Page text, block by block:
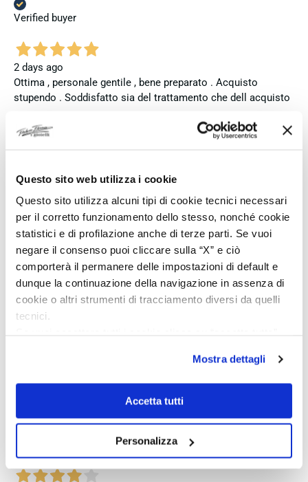
Questo sito web utilizza i cookie
Questo sito utilizza alcuni tipi di cookie tecnici necessari
per il corretto funzionamento dello stesso, nonché cookie
statistici e di profilazione anche di terze parti. Se vuoi
negare il consenso puoi cliccare sulla “X” e ciò
comporterà il permanere delle impostazioni di default e
dunque la continuazione della navigazione in assenza di
cookie o altri strumenti di tracciamento diversi da quelli
tecnici.
Se vuoi saperne di più consulta laprivacy policye la
Mostra dettagli
Accetta tutti
Personalizza
Verified buyer
2 days ago
Ottima , personale gentile , bene preparato . Acquisto
stupendo . Soddisfatto sia del trattamento che dell acquisto
Verified buyer
6 days ago
Ho acquistato l'orologio Longines Conquest e l'esperienza è
stata eccellente. Anche il servizio è stato impeccabile:
spedizione puntuale, confezione elegante e massima
attenzione al cliente. Consiglio vivamente questo venditore a
chi cerca professionalità, affidabilità e prodotti di altissimo
livello. Sono pienamente soddisfatta del mio acquisto e non
esiterei a comprare di nuovo.
Verified buyer
Zum dritten mal dort von Fope Schmuck gekauft. Super
Service, tolle Preise! Ich kann Fabio Ferro ohne Bedenken
weiterempfehlen. Einfach TOPP!!